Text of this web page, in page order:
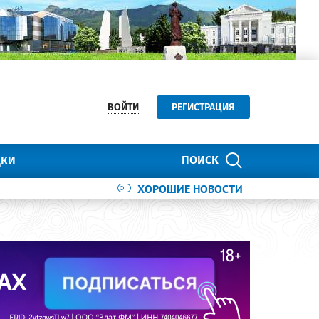
ВОЙТИ РЕГИСТРАЦИЯ
ПОИСК
ХОРОШИЕ НОВОСТИ